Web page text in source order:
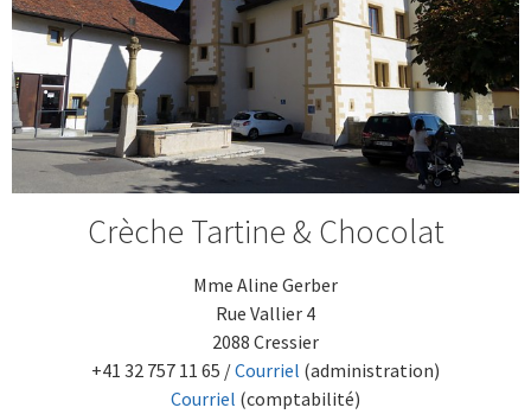
Crèche Tartine & Chocolat
Mme Aline Gerber
Rue Vallier 4
2088 Cressier
+41 32 757 11 65 /Courriel (administration)
Courriel (comptabilité)